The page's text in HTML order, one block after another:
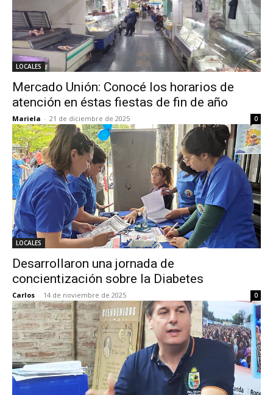
LOCALES
Mercado Unión: Conocé los horarios de
atención en éstas fiestas de fin de año
Mariela - 21 de diciembre de 2025 0
LOCALES
Desarrollaron una jornada de
concientización sobre la Diabetes
Carlos - 14 de noviembre de 2025 0